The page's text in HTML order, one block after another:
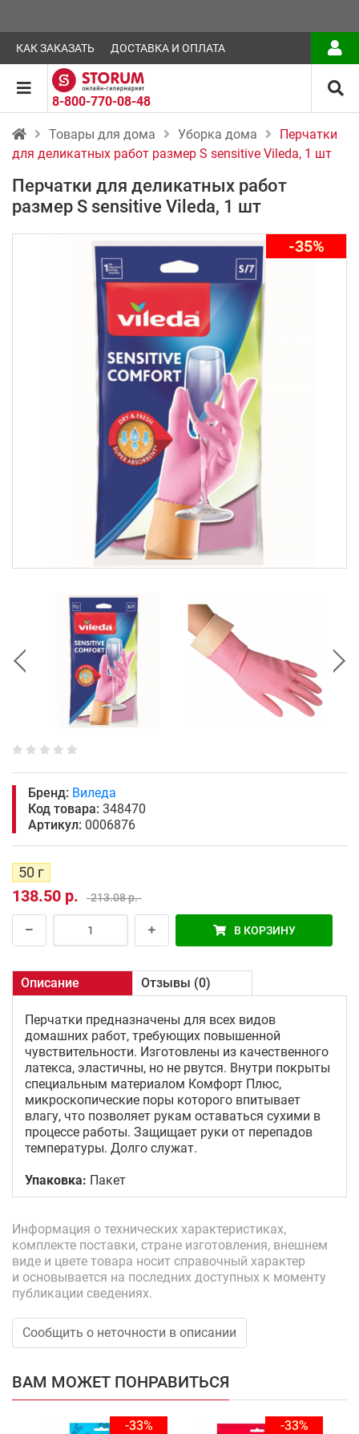
КАК ЗАКАЗАТЬ ДОСТАВКА И ОПЛАТА
8-800-770-08-48
Товары для дома Уборка дома
Перчатки
для деликатных работ размер S sensitive Vileda, 1 шт
Перчатки для деликатных работ
размер S sensitive Vileda, 1 шт
-35%
Бренд: Виледа
Код товара: 348470
Артикул: 0006876
50 г
138.50 р. 213.08 р.
В КОРЗИНУ
Описание Отзывы (0)
Перчатки предназначены для всех видов
домашних работ, требующих повышенной
чувствительности. Изготовлены из качественного
латекса, эластичны, но не рвутся. Внутри покрыты
специальным материалом Комфорт Плюс,
микроскопические поры которого впитывает
влагу, что позволяет рукам оставаться сухими в
процессе работы. Защищает руки от перепадов
температуры. Долго служат.
Упаковка: Пакет
Информация о технических характеристиках,
комплекте поставки, стране изготовления, внешнем
виде и цвете товара носит справочный характер
и основывается на последних доступных к моменту
публикации сведениях.
Сообщить о неточности в описании
ВАМ МОЖЕТ ПОНРАВИТЬСЯ
-33% -33%